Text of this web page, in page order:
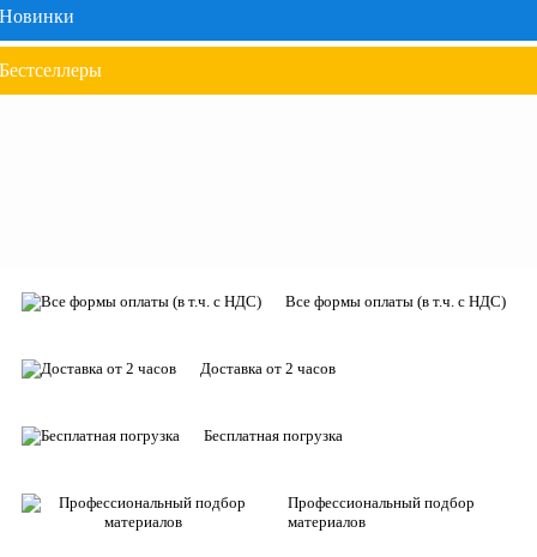
Новинки
Бестселлеры
Все формы оплаты (в т.ч. с НДС)
Доставка от 2 часов
Бесплатная погрузка
Профессиональный подбор
материалов